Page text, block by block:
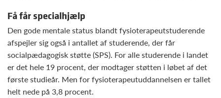
Få får specialhjælp
Den gode mentale status blandt fysioterapeutstuderende
afspejler sig også i antallet af studerende, der får
socialpædagogisk støtte (SPS). For alle studerende i landet
er det hele 19 procent, der modtager støtten i løbet af det
første studieår. Men for fysioterapeutuddannelsen er tallet
helt nede på 3,8 procent.